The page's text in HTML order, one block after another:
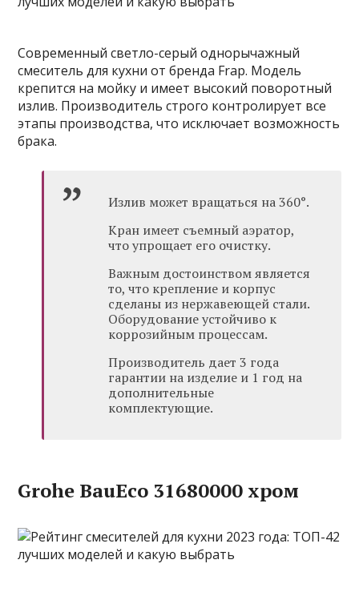
Современный светло-серый однорычажный
смеситель для кухни от бренда Frap. Модель
крепится на мойку и имеет высокий поворотный
излив. Производитель строго контролирует все
этапы производства, что исключает возможность
брака.
Излив может вращаться на 360°.
Кран имеет съемный аэратор,
что упрощает его очистку.
Важным достоинством является
то, что крепление и корпус
сделаны из нержавеющей стали.
Оборудование устойчиво к
коррозийным процессам.
Производитель дает 3 года
гарантии на изделие и 1 год на
дополнительные
комплектующие.
Grohe BauEco 31680000 хром